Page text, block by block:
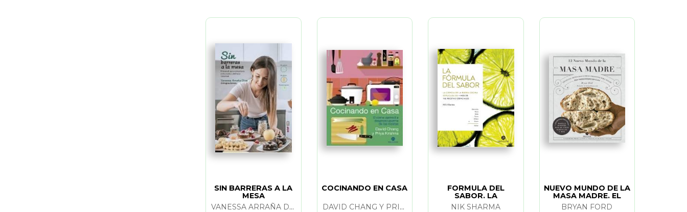
SIN BARRERAS A LA
MESA
VANESSA ARRAÑA DIAZ
COCINANDO EN CASA
DAVID CHANG Y PRIYA KRISHNA
FORMULA DEL
SABOR. LA
NIK SHARMA
NUEVO MUNDO DE LA
MASA MADRE. EL
BRYAN FORD